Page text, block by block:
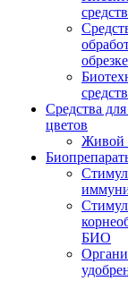
обрезке
Средства
цветов
Живой
БИО